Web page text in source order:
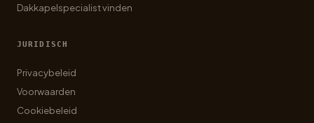
Dakkapelspecialist vinden
JURIDISCH
Privacybeleid
Voorwaarden
Cookiebeleid